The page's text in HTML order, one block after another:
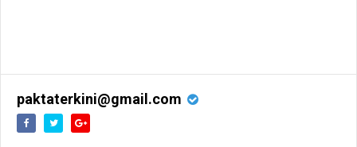
paktaterkini@gmail.com